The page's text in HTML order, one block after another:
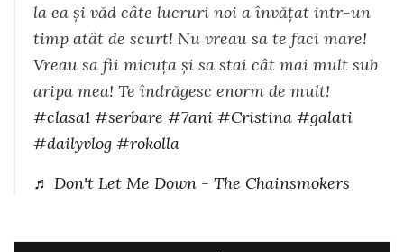
la ea și văd câte lucruri noi a învățat intr-un
timp atât de scurt! Nu vreau sa te faci mare!
Vreau sa fii micuța și sa stai cât mai mult sub
aripa mea! Te îndrăgesc enorm de mult!
#clasa1 #serbare #7ani #Cristina #galati
#dailyvlog #rokolla
♬ Don't Let Me Down - The Chainsmokers